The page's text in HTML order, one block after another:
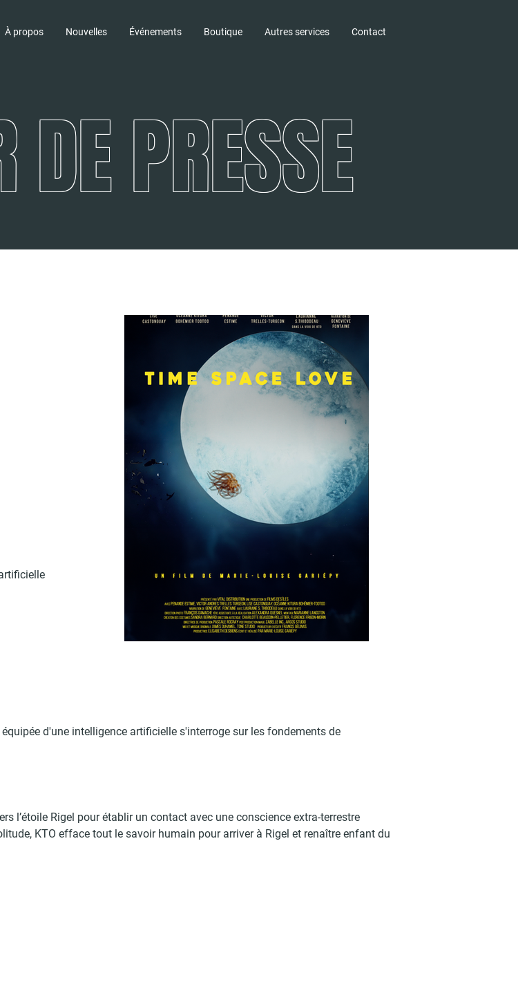
À propos Nouvelles Événements Boutique Autres services Contact
DE PRESSE
d'une intelligence artificielle s'interroge sur les fondements de
l’étoile Rigel pour établir un contact avec une conscience extra-terrestre
KTO efface tout le savoir humain pour arriver à Rigel et renaître enfant du